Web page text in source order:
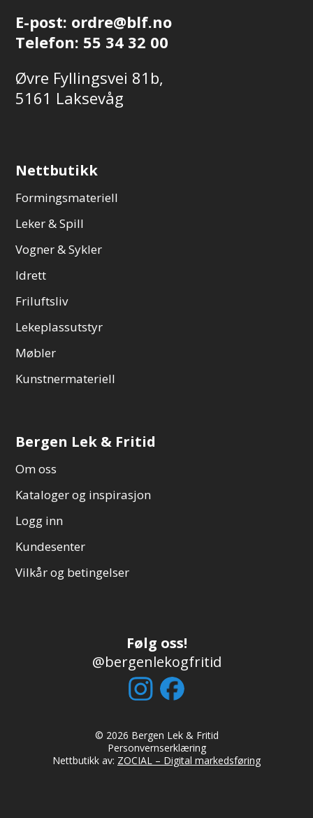
E-post: ordre@blf.no
Telefon: 55 34 32 00
Øvre Fyllingsvei 81b,
5161 Laksevåg
Nettbutikk
Formingsmateriell
Leker & Spill
Vogner & Sykler
Idrett
Friluftsliv
Lekeplassutstyr
Møbler
Kunstnermateriell
Bergen Lek & Fritid
Om oss
Kataloger og inspirasjon
Logg inn
Kundesenter
Vilkår og betingelser
Følg oss!
@bergenlekogfritid
© 2026 Bergen Lek & Fritid
Personvernserklæring
Nettbutikk av: ZOCIAL – Digital markedsføring